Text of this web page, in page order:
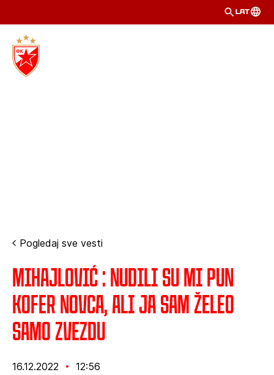
LAT
Pogledaj sve vesti
Mihajlović : Nudili su mi pun
kofer novca, ali ja sam želeo
samo Zvezdu
16.12.2022 12:56